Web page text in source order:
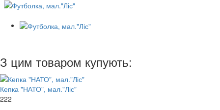
З цим товаром купують:
Кепка "НАТО", мал."Ліс"
222